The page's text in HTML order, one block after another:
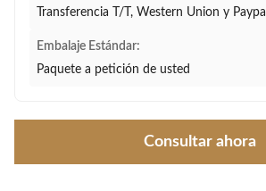
Transferencia T/T, Western Union y Paypal
Embalaje Estándar:
Paquete a petición de usted
Consultar ahora